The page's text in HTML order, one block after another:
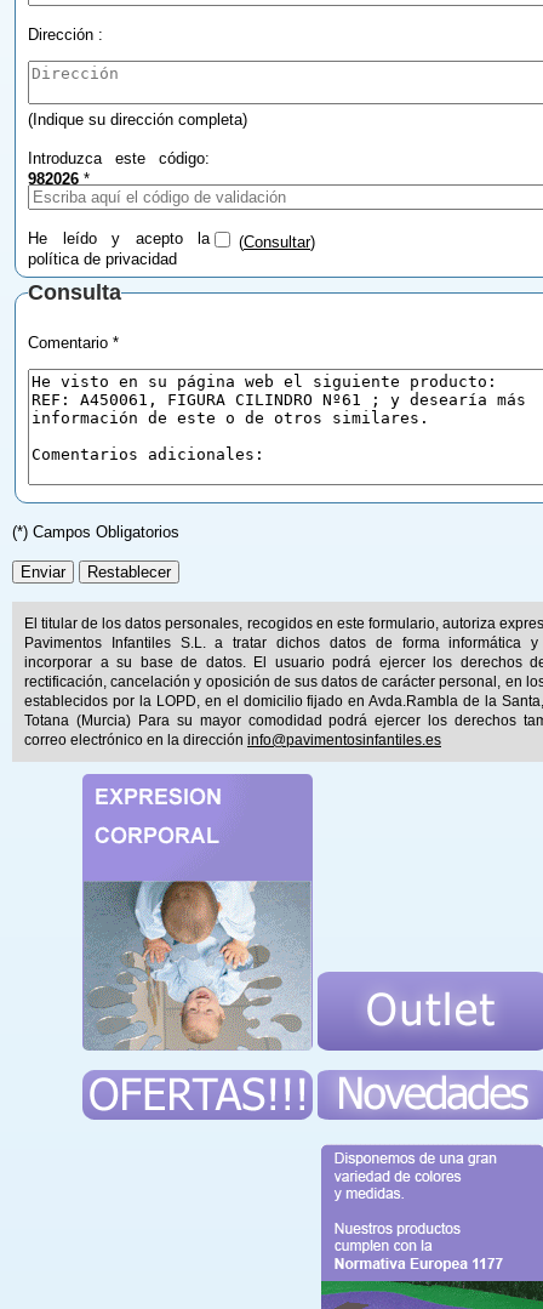
Dirección :
(Indique su dirección completa)
Introduzca este código:
982026 *
He leído y acepto la
política de privacidad
(Consultar)
Consulta
Comentario *
(*) Campos Obligatorios
El titular de los datos personales, recogidos en este formulario, autoriza
Pavimentos Infantiles S.L. a tratar dichos datos de forma informática y
incorporar a su base de datos. El usuario podrá ejercer los derechos
rectificación, cancelación y oposición de sus datos de carácter personal, en
establecidos por la LOPD, en el domicilio fijado en Avda.Rambla de la
Totana (Murcia) Para su mayor comodidad podrá ejercer los derechos
correo electrónico en la dirección info@pavimentosinfantiles.es